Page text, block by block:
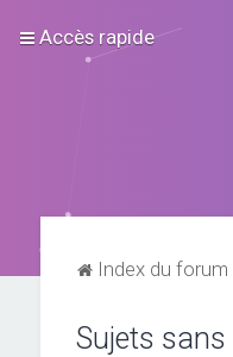
Accès rapide
Index du forum
Sujets sans